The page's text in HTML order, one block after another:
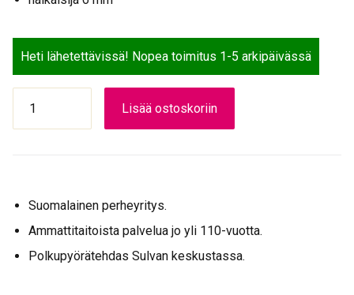
Heti lähetettävissä! Nopea toimitus 1-5 arkipäivässä
WAVE
D
määrä
Lisää ostoskoriin
Suomalainen perheyritys.
Ammattitaitoista palvelua jo yli 110-vuotta.
Polkupyörätehdas Sulvan keskustassa.